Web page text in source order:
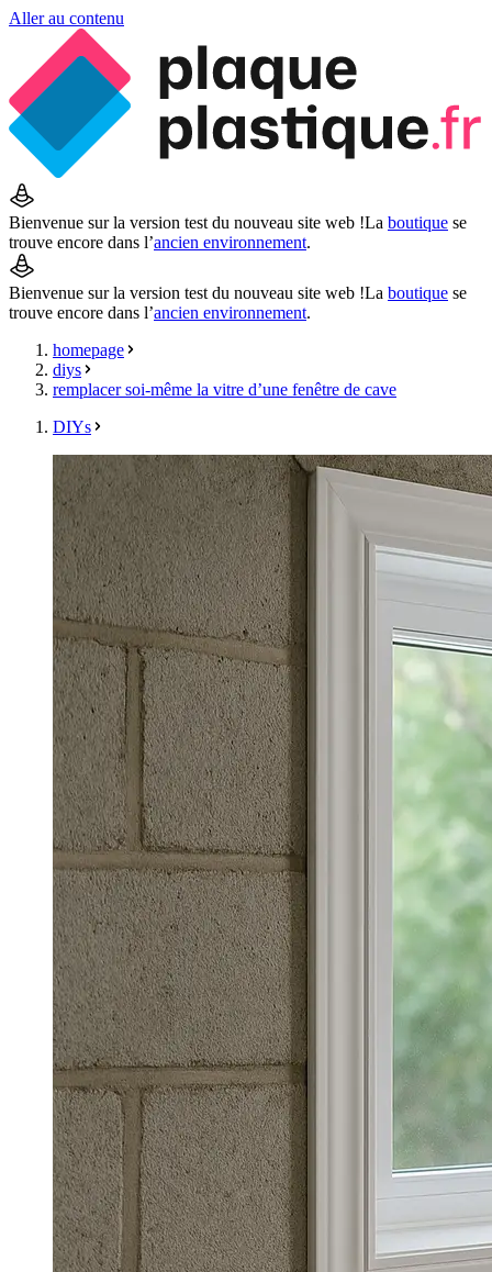
Aller au contenu
Bienvenue sur la version test du nouveau site web !La boutique se
trouve encore dans l’ancien environnement.
Bienvenue sur la version test du nouveau site web !La boutique se
trouve encore dans l’ancien environnement.
homepage
diys
remplacer soi-même la vitre d’une fenêtre de cave
DIYs